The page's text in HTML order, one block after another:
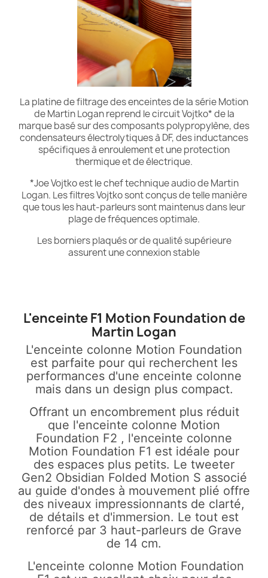
La platine de filtrage des enceintes de la série Motion
de Martin Logan reprend le circuit Vojtko* de la
marque basé sur des composants polypropylène, des
condensateurs électrolytiques à DF, des inductances
spécifiques à enroulement et une protection
thermique et de électrique.
*Joe Vojtko est le chef technique audio de Martin
Logan. Les filtres Vojtko sont conçus de telle manière
que tous les haut-parleurs sont maintenus dans leur
plage de fréquences optimale.
Les borniers plaqués or de qualité supérieure
assurent une connexion stable
L'enceinte F1 Motion Foundation de
Martin Logan
L'enceinte colonne Motion Foundation
est parfaite pour qui recherchent les
performances d'une enceinte colonne
mais dans un design plus compact.
Offrant un encombrement plus réduit
que l'enceinte colonne Motion
Foundation F2 , l'enceinte colonne
Motion Foundation F1 est idéale pour
des espaces plus petits. Le tweeter
Gen2 Obsidian Folded Motion S associé
au guide d'ondes à mouvement plié offre
des niveaux impressionnants de clarté,
de détails et d'immersion. Le tout est
renforcé par 3 haut-parleurs de Grave
de 14 cm.
L'enceinte colonne Motion Foundation